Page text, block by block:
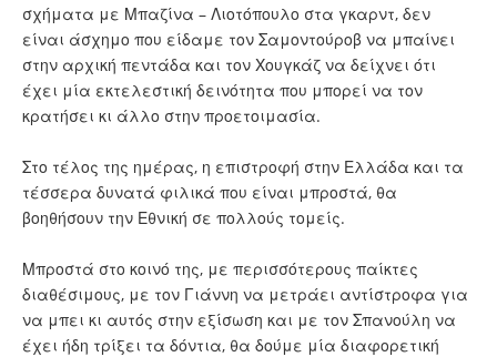
σχήματα με Μπαζίνα – Λιοτόπουλο στα γκαρντ, δεν
είναι άσχημο που είδαμε τον Σαμοντούροβ να μπαίνει
στην αρχική πεντάδα και τον Χουγκάζ να δείχνει ότι
έχει μία εκτελεστική δεινότητα που μπορεί να τον
κρατήσει κι άλλο στην προετοιμασία.
Στο τέλος της ημέρας, η επιστροφή στην Ελλάδα και τα
τέσσερα δυνατά φιλικά που είναι μπροστά, θα
βοηθήσουν την Εθνική σε πολλούς τομείς.
Μπροστά στο κοινό της, με περισσότερους παίκτες
διαθέσιμους, με τον Γιάννη να μετράει αντίστροφα για
να μπει κι αυτός στην εξίσωση και με τον Σπανούλη να
έχει ήδη τρίξει τα δόντια, θα δούμε μία διαφορετική